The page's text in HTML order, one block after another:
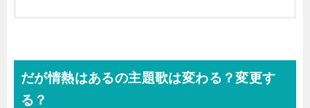
だが情熱はあるの主題歌は変わる？変更す
る？